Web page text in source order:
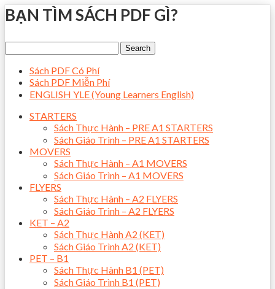
BẠN TÌM SÁCH PDF GÌ?
Sách PDF Có Phí
Sách PDF Miễn Phí
ENGLISH YLE (Young Learners English)
STARTERS
Sách Thực Hành – PRE A1 STARTERS
Sách Giáo Trình – PRE A1 STARTERS
MOVERS
Sách Thực Hành – A1 MOVERS
Sách Giáo Trình – A1 MOVERS
FLYERS
Sách Thực Hành – A2 FLYERS
Sách Giáo Trình – A2 FLYERS
KET – A2
Sách Thực Hành A2 (KET)
Sách Giáo Trình A2 (KET)
PET – B1
Sách Thực Hành B1 (PET)
Sách Giáo Trình B1 (PET)